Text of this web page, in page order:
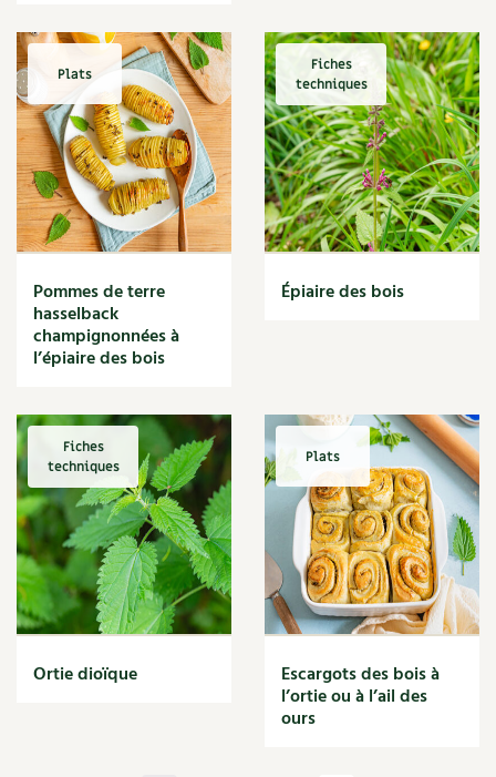
Moutarde
Multiplication
Muret
Muscade
Musique
Narcisse
Nature
Nettoyage
Nichoir
Noisette
Noix
Nourriture
Nuisibles
Numérique
Nutriments
Observation
Œuf
Oignon
Oiseaux
Olivier
Optimiser l'espace
Plats
Pommes de terre
hasselback
champignonnées à
l’épiaire des bois
Fiches
techniques
Épiaire des bois
Fiches
techniques
Ortie dioïque
Plats
Escargots des bois à
l’ortie ou à l’ail des
ours